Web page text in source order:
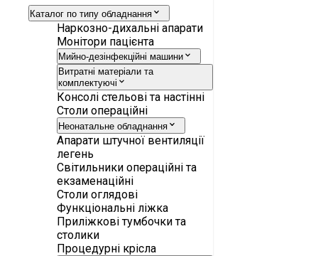
Каталог по типу обладнання
Наркозно-дихальні апарати
Монітори пацієнта
Мийно-дезінфекційні машини
Витратні матеріали та
комплектуючі
Консолі стельові та настінні
Столи операційні
Неонатальне обладнання
Апарати штучної вентиляції
легень
Світильники операційні та
екзаменаційні
Столи оглядові
Функціональні ліжка
Приліжкові тумбочки та
столики
Процедурні крісла